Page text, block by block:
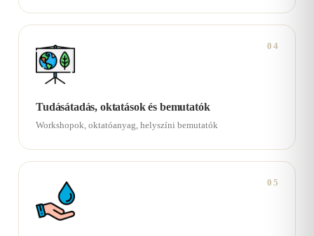
04
Tudásátadás, oktatások és bemutatók
Workshopok, oktatóanyag, helyszíni bemutatók
05